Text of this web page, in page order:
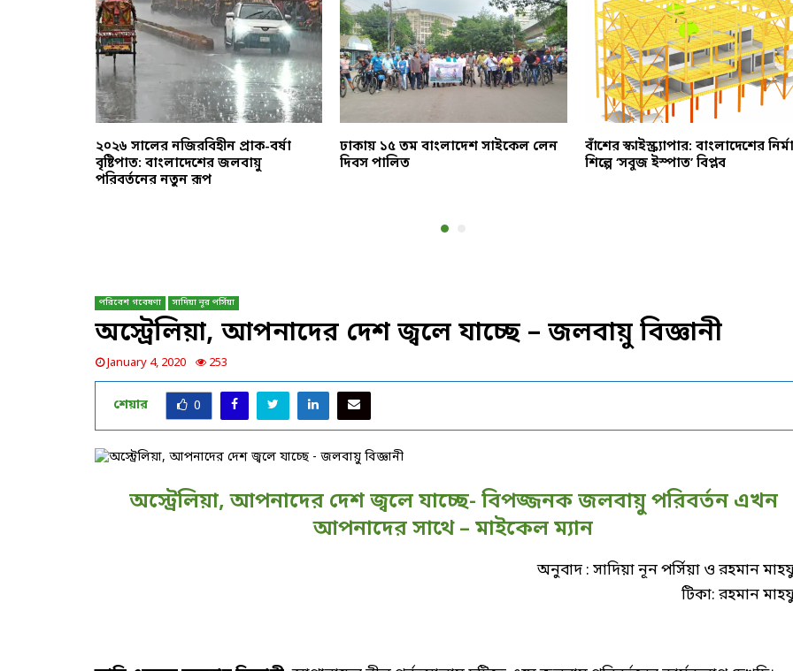
২০২৬ সালের নজিরবিহীন প্রাক-বর্ষা
বৃষ্টিপাত: বাংলাদেশের জলবায়ু
পরিবর্তনের নতুন রূপ
ঢাকায় ১৫ তম বাংলাদেশ সাইকেল লেন
দিবস পালিত
বাঁশের স্কাইস্ক্র্যাপার: বাংলাদেশের
শিল্পে ‘সবুজ ইস্পাত’ বিপ্লব
পরিবেশ গবেষণা সাদিয়া নূর পর্সিয়া
অস্ট্রেলিয়া, আপনাদের দেশ জ্বলে যাচ্ছে – জলবায়ু বিজ্ঞানী
January 4, 2020 253
শেয়ার 0
অস্ট্রেলিয়া, আপনাদের দেশ জ্বলে যাচ্ছে- বিপজ্জনক জলবায়ু পরিবর্তন এখন
আপনাদের সাথে – মাইকেল ম্যান
অনুবাদ : সাদিয়া নূন পর্সিয়া ও রহমান
টিকা: রহমান